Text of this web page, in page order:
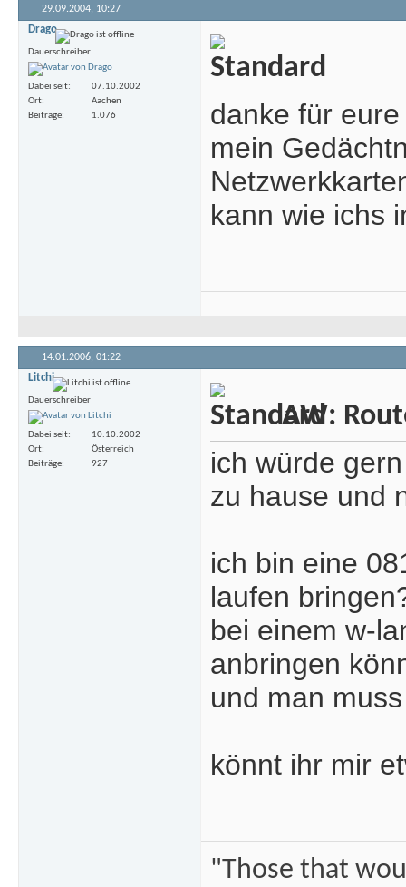
29.09.2004, 10:27
Drago
Dauerschreiber
Dabei seit
07.10.2002
Ort
Aachen
Beiträge
1.076
danke für
mein
kann wie ichs
14.01.2006, 01:22
Litchi
Dauerschreiber
Dabei seit
10.10.2002
Ort
Österreich
Beiträge
927
AW:
ich würde
zu hause und
ich bin eine
laufen
bei einem w-
anbringen
und man
könnt ihr mir
"Those that